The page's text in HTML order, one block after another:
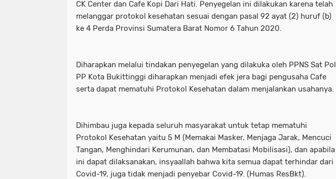
CK Center dan Cafe Kopi Dari Hati. Penyegelan ini dilakukan karena telah
melanggar protokol kesehatan sesuai dengan pasal 92 ayat (2) huruf (b)
ke 4 Perda Provinsi Sumatera Barat Nomor 6 Tahun 2020.
Diharapkan melalui tindakan penyegelan yang dilakuka oleh PPNS Sat Pol
PP Kota Bukittinggi diharapkan menjadi efek jera bagi pengusaha Cafe
serta dapat mematuhi Protokol Kesehatan dalam menjalankan usahanya.
Dihimbau juga kepada seluruh masyarakat untuk tetap mematuhi
Protokol Kesehatan yaitu 5 M (Memakai Masker, Menjaga Jarak, Mencuci
Tangan, Menghindari Kerumunan, dan Membatasi Mobilisasi), dan apabila
ini dapat dilaksanakan, insyaallah bahwa kita semua dapat terhindar dari
Covid-19, juga tidak menjadi penyebar Covid-19. (Humas ResBkt).